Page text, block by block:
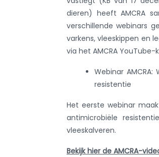
dieren) heeft AMCRA
verschillende webinars
varkens, vleeskippen en
via het AMCRA YouTube-
Webinar
resistentie
Het eerste webinar
antimicrobiële
vleeskalveren.
Bekijk hier de AMCRA-